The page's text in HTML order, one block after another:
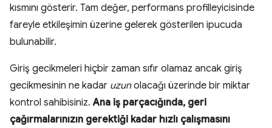
kısmını gösterir. Tam değer, performans profilleyicisinde
fareyle etkileşimin üzerine gelerek gösterilen ipucuda
bulunabilir.
Giriş gecikmeleri hiçbir zaman sıfır olamaz ancak giriş
gecikmesinin ne kadar uzunolacağı üzerinde bir miktar
kontrol sahibisiniz.Ana iş parçacığında, geri
çağırmalarınızın gerektiği kadar hızlı çalışmasını